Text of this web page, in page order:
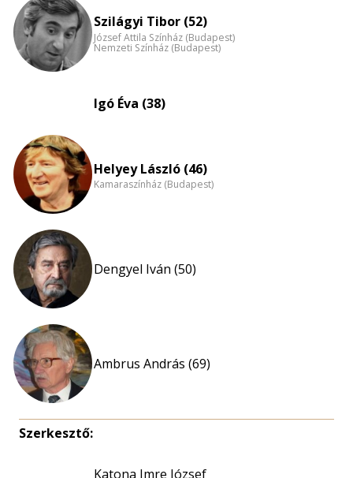
nagyítása
Szilágyi Tibor (52)
József Attila Színház (Budapest)
Nemzeti Színház (Budapest)
Igó Éva (38)
Helyey László (46)
Kamaraszínház (Budapest)
Dengyel Iván (50)
Ambrus András (69)
Szerkesztő:
Katona Imre József